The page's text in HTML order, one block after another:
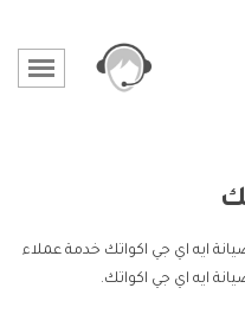
ايه اي جي اكواتك خدمة عملاء
ايه اي جي اكواتك.